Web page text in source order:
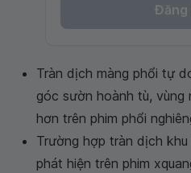
Đăng
Tràn dịch màng phổi tự
góc sườn hoành tù,
hơn trên phim phổi
Trường hợp tràn dịch
phát hiện trên phim